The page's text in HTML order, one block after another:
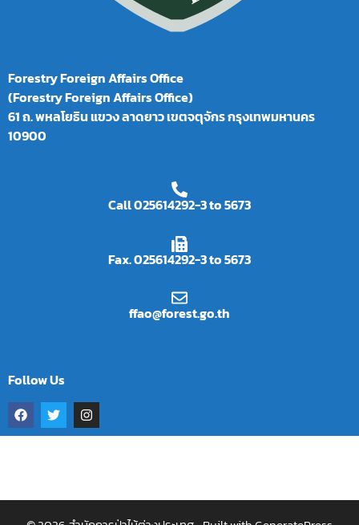
Forestry Foreign Affairs Office
(Forestry Foreign Affairs Office)
61 ถ. พหลโยธิน แขวง ลาดยาว เขตจตุจักร กรุงเทพมหานคร
10900
Call 025614292-3 to 5673
Fax. 025614292-3 to 5673
ffao@forest.go.th
Follow Us